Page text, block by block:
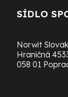
SÍDLO
Norwit
Hraničná
058 01